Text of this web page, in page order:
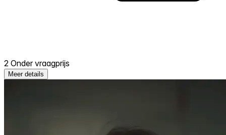
2 Onder vraagprijs
Meer details